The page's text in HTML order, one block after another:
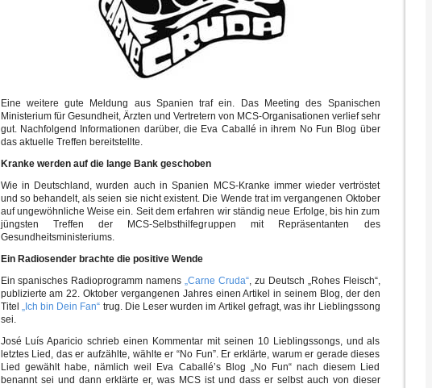
Eine weitere gute Meldung aus Spanien traf ein. Das Meeting des Spanischen
Ministerium für Gesundheit, Ärzten und Vertretern von MCS-Organisationen verlief sehr
gut. Nachfolgend Informationen darüber, die Eva Caballé in ihrem No Fun Blog über
das aktuelle Treffen bereitstellte.
Kranke werden auf die lange Bank geschoben
Wie in Deutschland, wurden auch in Spanien MCS-Kranke immer wieder vertröstet
und so behandelt, als seien sie nicht existent. Die Wende trat im vergangenen Oktober
auf ungewöhnliche Weise ein. Seit dem erfahren wir ständig neue Erfolge, bis hin zum
jüngsten Treffen der MCS-Selbsthilfegruppen mit Repräsentanten des
Gesundheitsministeriums.
Ein Radiosender brachte die positive Wende
Ein spanisches Radioprogramm namens„Carne Cruda“, zu Deutsch „Rohes Fleisch“,
publizierte am 22. Oktober vergangenen Jahres einen Artikel in seinem Blog, der den
Titel „Ich bin Dein Fan“ trug. Die Leser wurden im Artikel gefragt, was ihr Lieblingssong
sei.
José Luís Aparicio schrieb einen Kommentar mit seinen 10 Lieblingssongs, und als
letztes Lied, das er aufzählte, wählte er “No Fun”. Er erklärte, warum er gerade dieses
Lied gewählt habe, nämlich weil Eva Caballé’s Blog „No Fun“ nach diesem Lied
benannt sei und dann erklärte er, was MCS ist und dass er selbst auch von dieser